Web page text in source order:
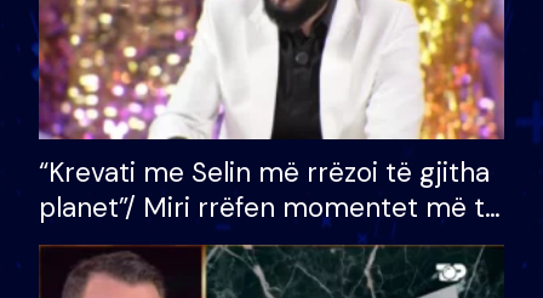
“Krevati me Selin më rrëzoi të gjitha
planet”/ Miri rrëfen momentet më të
bukura në shtëpinë e BB VIP: Do më
mungojë zilja e mëngjesit kur…